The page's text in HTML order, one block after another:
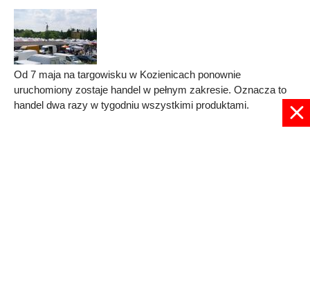
Od 7 maja na targowisku w Kozienicach ponownie
uruchomiony zostaje handel w pełnym zakresie. Oznacza to
handel dwa razy w tygodniu wszystkimi produktami.